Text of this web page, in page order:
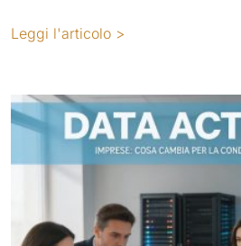
Leggi l'articolo >